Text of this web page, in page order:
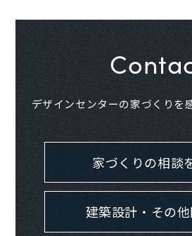
デザインセンターの家づくりを
家づくりの相談
建築設計・その